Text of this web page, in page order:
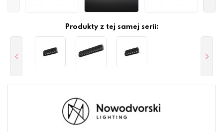
Produkty z tej samej serii: